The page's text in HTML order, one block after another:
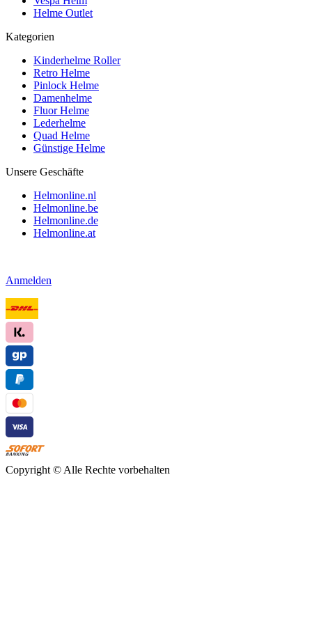
Helme Outlet
Kategorien
Kinderhelme Roller
Retro Helme
Pinlock Helme
Damenhelme
Fluor Helme
Lederhelme
Quad Helme
Günstige Helme
Unsere Geschäfte
Helmonline.nl
Helmonline.be
Helmonline.de
Helmonline.at
Anmelden
Copyright ©Alle Rechte vorbehalten